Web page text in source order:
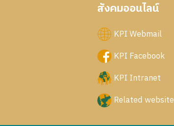
สังคมออนไลน์
KPI Webmail
KPI Facebook
KPI Intranet
Related website